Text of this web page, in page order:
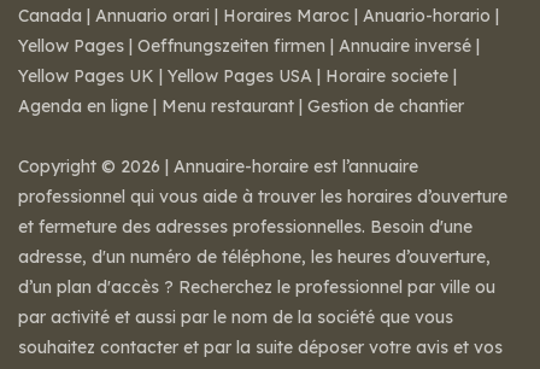
Canada | Annuario orari | Horaires Maroc | Anuario-horario |
Yellow Pages | Oeffnungszeiten firmen | Annuaire inversé |
Yellow Pages UK | Yellow Pages USA | Horaire societe |
Agenda en ligne | Menu restaurant | Gestion de chantier
Copyright © 2026 | Annuaire-horaire est l’annuaire
professionnel qui vous aide à trouver les horaires d’ouverture
et fermeture des adresses professionnelles. Besoin d'une
adresse, d'un numéro de téléphone, les heures d’ouverture,
d’un plan d'accès ? Recherchez le professionnel par ville ou
par activité et aussi par le nom de la société que vous
souhaitez contacter et par la suite déposer votre avis et vos